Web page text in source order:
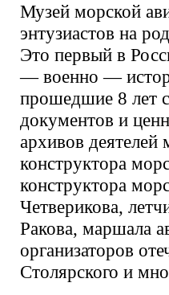
Музей морской
энтузиастов на
Это первый в
— военно —
прошедшие 8 лет
документов и
архивов деятелей
конструктора
конструктора
Четверикова,
Ракова, маршала
организаторов
Столярского и